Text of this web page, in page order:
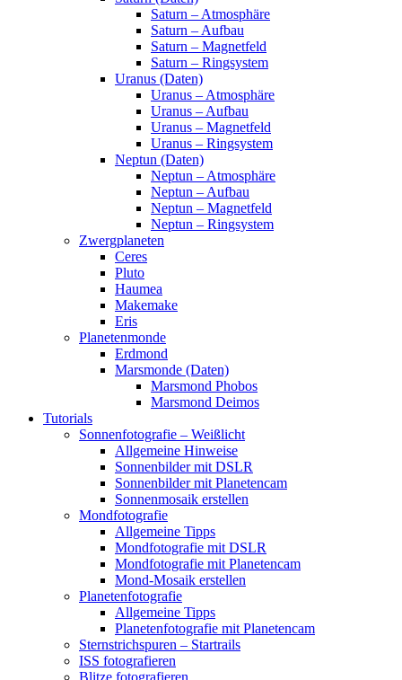
Saturn – Atmosphäre
Saturn – Aufbau
Saturn – Magnetfeld
Saturn – Ringsystem
Uranus (Daten)
Uranus – Atmosphäre
Uranus – Aufbau
Uranus – Magnetfeld
Uranus – Ringsystem
Neptun (Daten)
Neptun – Atmosphäre
Neptun – Aufbau
Neptun – Magnetfeld
Neptun – Ringsystem
Zwergplaneten
Ceres
Pluto
Haumea
Makemake
Eris
Planetenmonde
Erdmond
Marsmonde (Daten)
Marsmond Phobos
Marsmond Deimos
Tutorials
Sonnenfotografie – Weißlicht
Allgemeine Hinweise
Sonnenbilder mit DSLR
Sonnenbilder mit Planetencam
Sonnenmosaik erstellen
Mondfotografie
Allgemeine Tipps
Mondfotografie mit DSLR
Mondfotografie mit Planetencam
Mond-Mosaik erstellen
Planetenfotografie
Allgemeine Tipps
Planetenfotografie mit Planetencam
Sternstrichspuren – Startrails
ISS fotografieren
Blitze fotografieren